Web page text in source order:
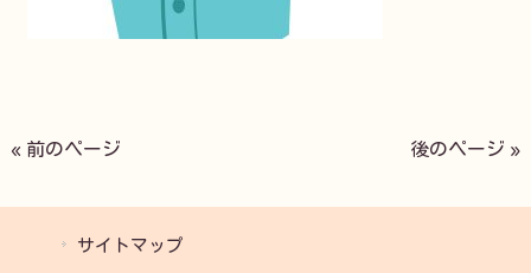
« 前のページ 後のページ »
サイトマップ